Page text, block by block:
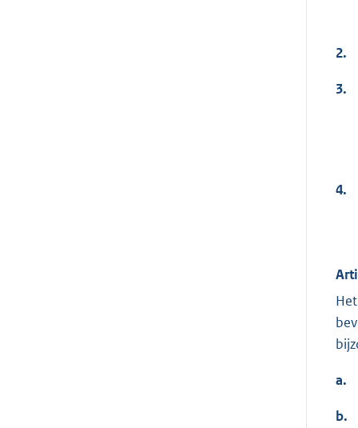
2.
3.
4.
a.
b.